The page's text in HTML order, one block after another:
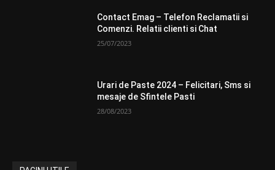
Contact Emag – Telefon Reclamatii si
Comenzi. Relatii clienti si Chat
25/07/2023
Urari de Paste 2024 – Felicitari, Sms si
mesaje de Sfintele Pasti
28/08/2023